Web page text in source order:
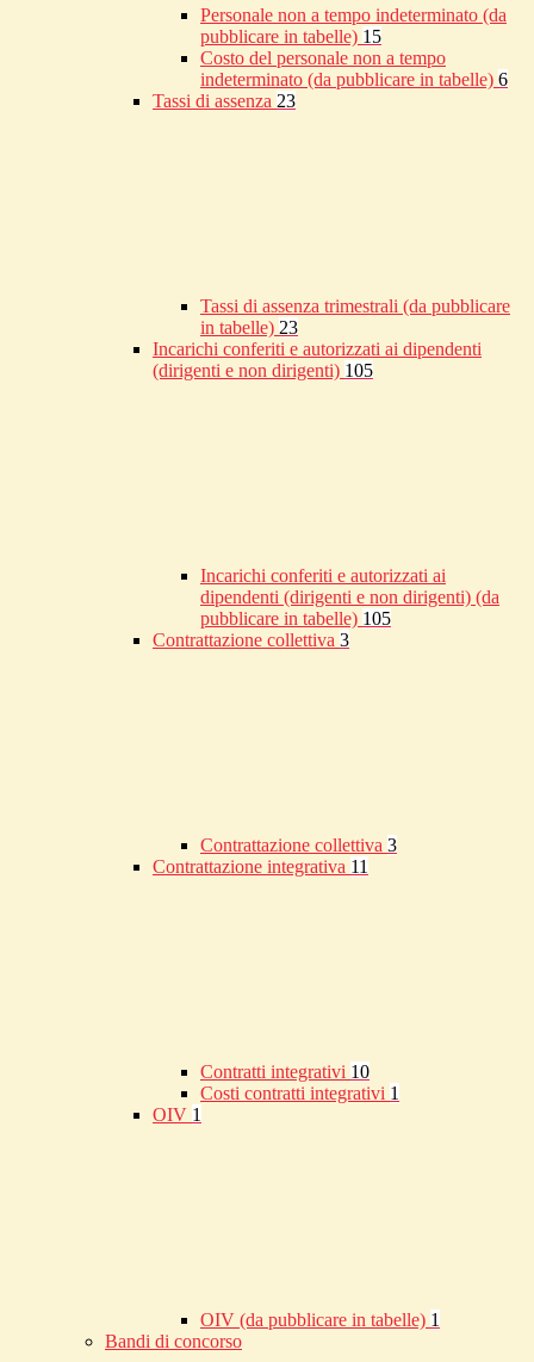
Personale non a tempo indeterminato (da
pubblicare in tabelle) 15
Costo del personale non a tempo
indeterminato (da pubblicare in tabelle) 6
Tassi di assenza 23
Tassi di assenza trimestrali (da pubblicare
in tabelle) 23
Incarichi conferiti e autorizzati ai dipendenti
(dirigenti e non dirigenti) 105
Incarichi conferiti e autorizzati ai
dipendenti (dirigenti e non dirigenti) (da
pubblicare in tabelle) 105
Contrattazione collettiva 3
Contrattazione collettiva 3
Contrattazione integrativa 11
Contratti integrativi 10
Costi contratti integrativi 1
OIV 1
OIV (da pubblicare in tabelle) 1
Bandi di concorso